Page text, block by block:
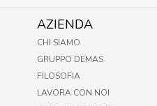
AZIENDA
CHI SIAMO
GRUPPO DEMAS
FILOSOFIA
LAVORA CON NOI